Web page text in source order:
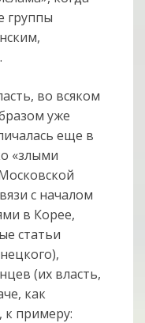
группы
во всяком
уже
еще в
«злыми
с началом
в Корее,
статьи
(их власть,
как
примеру: